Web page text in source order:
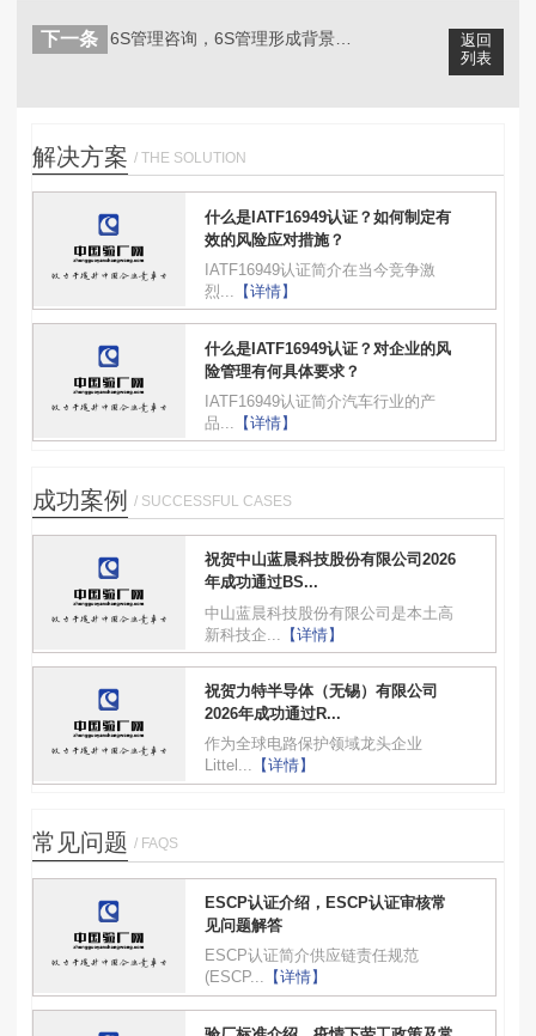
返回
列表
下一条
解决方案 / THE SOLUTION
什么是IATF16949认证？如何制定有
效的风险应对措施？
IATF16949认证简介在当今竞争激
烈...
【详情】
什么是IATF16949认证？对企业的风
险管理有何具体要求？
IATF16949认证简介汽车行业的产
品...
【详情】
成功案例 / SUCCESSFUL CASES
祝贺中山蓝晨科技股份有限公司2026
年成功通过BS...
中山蓝晨科技股份有限公司是本土高
新科技企...
【详情】
祝贺力特半导体（无锡）有限公司
2026年成功通过R...
作为全球电路保护领域龙头企业
Littel... 【详情】
常见问题 / FAQS
ESCP认证介绍，ESCP认证审核常
见问题解答
ESCP认证简介供应链责任规范
(ESCP... 【详情】